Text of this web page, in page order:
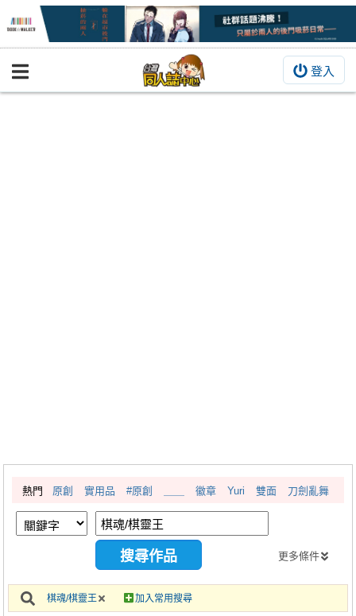
登入
BOOKY書集倉庫
繪圖藝廊
交流中心
攤位轉讓區
會員中心
註冊會員
熱門 原創 實用品 #原創 徽章 Yuri 雙面 刀劍亂舞
更多條件
棋魂/棋靈王 加入常用搜尋